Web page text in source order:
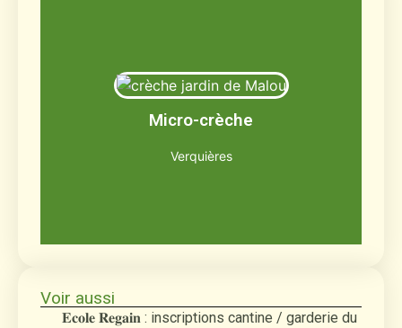
Micro-crèche
Verquières
Le jardin de Malou
à 3 ans
Découvrir
Voir aussi
𝐄𝐜𝐨𝐥𝐞 𝐑𝐞𝐠𝐚𝐢𝐧 : inscriptions cantine / garderie du